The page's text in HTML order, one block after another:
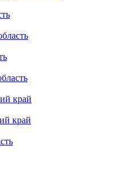
край
край